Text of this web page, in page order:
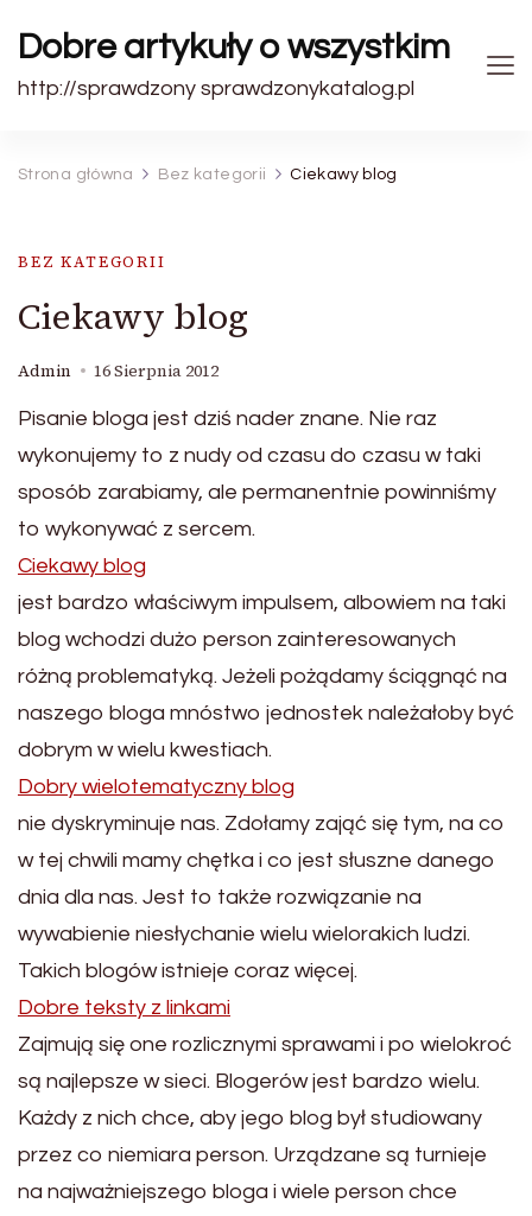
Dobre artykuły o wszystkim
http://sprawdzony sprawdzonykatalog.pl
Strona główna Bez kategorii Ciekawy blog
BEZ KATEGORII
Ciekawy blog
Admin 16 Sierpnia 2012
Pisanie bloga jest dziś nader znane. Nie raz
wykonujemy to z nudy od czasu do czasu w taki
sposób zarabiamy, ale permanentnie powinniśmy
to wykonywać z sercem.
Ciekawy blog
jest bardzo właściwym impulsem, albowiem na taki
blog wchodzi dużo person zainteresowanych
różną problematyką. Jeżeli pożądamy ściągnąć na
naszego bloga mnóstwo jednostek należałoby być
dobrym w wielu kwestiach.
Dobry wielotematyczny blog
nie dyskryminuje nas. Zdołamy zająć się tym, na co
w tej chwili mamy chętka i co jest słuszne danego
dnia dla nas. Jest to także rozwiązanie na
wywabienie niesłychanie wielu wielorakich ludzi.
Takich blogów istnieje coraz więcej.
Dobre teksty z linkami
Zajmują się one rozlicznymi sprawami i po wielokroć
są najlepsze w sieci. Blogerów jest bardzo wielu.
Każdy z nich chce, aby jego blog był studiowany
przez co niemiara person. Urządzane są turnieje
na najważniejszego bloga i wiele person chce